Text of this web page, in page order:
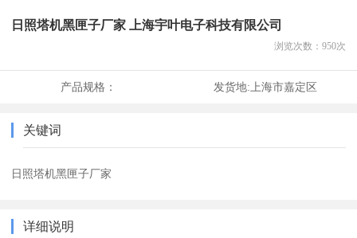
日照塔机黑匣子厂家 上海宇叶电子科技有限公司
浏览次数： 950次
产品规格： 发货地:上海市嘉定区
关键词
日照塔机黑匣子厂家
详细说明